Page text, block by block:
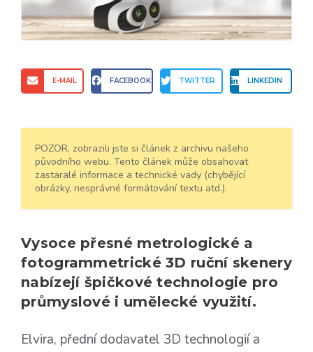
E-MAIL FACEBOOK TWITTER LINKEDIN
POZOR, zobrazili jste si článek z archivu našeho
původního webu. Tento článek může obsahovat
zastaralé informace a technické vady (chybějící
obrázky, nesprávné formátování textu atd.).
Vysoce přesné metrologické a
fotogrammetrické 3D ruční skenery
nabízejí špičkové technologie pro
průmyslové i umělecké využití.
Elvira, přední dodavatel 3D technologií a